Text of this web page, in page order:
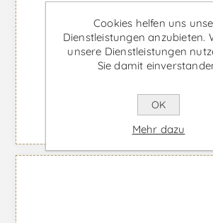
Puro Talha -
Cookies helfen uns
Dienstleistungen anzubieten.
unsere Dienstleistungen
Sie damit
OK
Mehr dazu